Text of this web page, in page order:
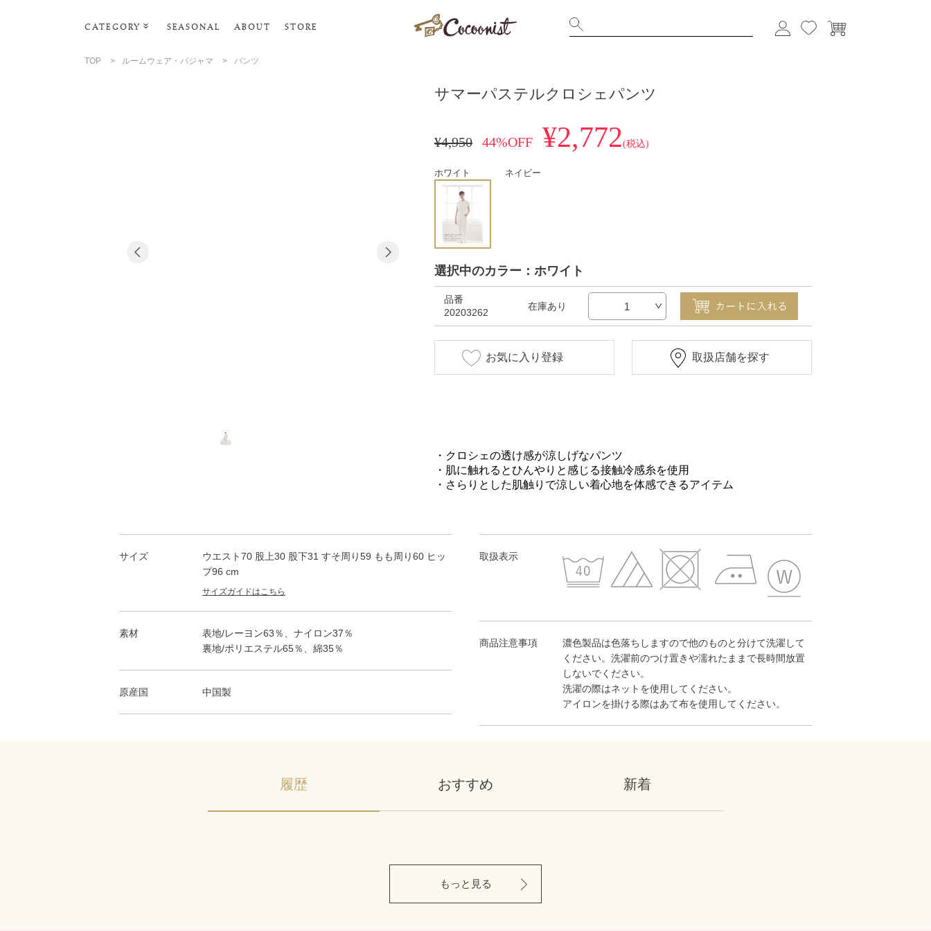
CATEGORY SEASONAL ABOUT STORE
TOP > ルームウェア・パジャマ > パンツ
サマーパステルクロシェパンツ
¥4,950 44%OFF ¥2,772(税込)
ホワイト ネイビー
選択中のカラー：ホワイト
品番
20203262
在庫あり 1
お気に入り登録 取扱店舗を探す
・クロシェの透け感が涼しげなパンツ
・肌に触れるとひんやりと感じる接触冷感糸を使用
・さらりとした肌触りで涼しい着心地を体感できるアイテム
サイズ
ウエスト70 股上30 股下31 すそ周り59 もも周り60 ヒッ
プ96 cm
サイズガイドはこちら
素材
表地/レーヨン63％、ナイロン37％
裏地/ポリエステル65％、綿35％
原産国 中国製
取扱表示
商品注意事項
濃色製品は色落ちしますので他のものと分けて洗濯して
ください。洗濯前のつけ置きや濡れたままで長時間放置
しないでください。
洗濯の際はネットを使用してください。
アイロンを掛ける際はあて布を使用してください。
履歴 おすすめ 新着
もっと見る